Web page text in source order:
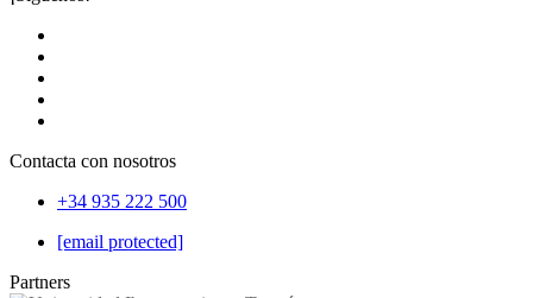
Contacta con nosotros
+34 935 222 500
[email protected]
Partners